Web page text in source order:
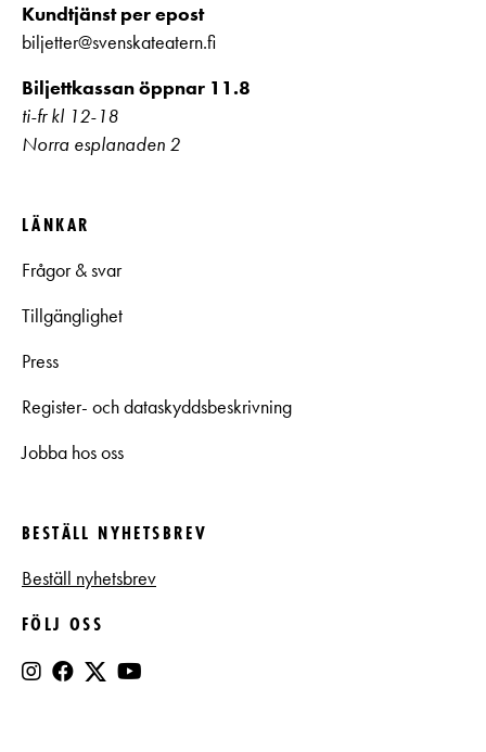
Kundtjänst per epost
biljetter@svenskateatern.fi
Biljettkassan öppnar 11.8
ti-fr kl 12-18
Norra esplanaden 2
LÄNKAR
Frågor & svar
Tillgänglighet
Press
Register- och dataskyddsbeskrivning
Jobba hos oss
BESTÄLL NYHETSBREV
Beställ nyhetsbrev
FÖLJ OSS